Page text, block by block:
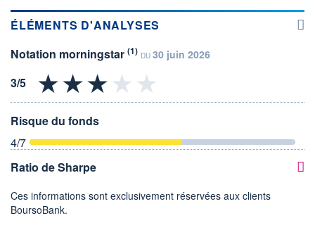
ÉLÉMENTS D'ANALYSES
Notation morningstar (1) DU 30 juin 2026
Risque du fonds
4/7
Ratio de Sharpe
Ces informations sont exclusivement réservées aux clients
BoursoBank.